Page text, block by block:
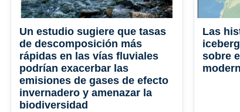
Un estudio sugiere que tasas
de descomposición más
rápidas en las vías fluviales
podrían exacerbar las
emisiones de gases de efecto
invernadero y amenazar la
biodiversidad
Las
sobre